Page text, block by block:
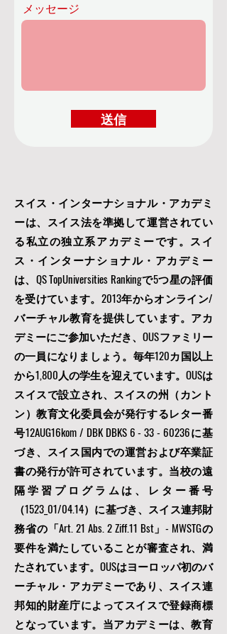
スイス・インターナショナル・アカデミ
ーは、スイス法を準拠して運営されてい
る私立の独立系アカデミーです。スイ
ス・インターナショナル・アカデミー
は、QS TopUniversities Rankingで5つ星の評価
を受けています。2013年からオンライン/
バーチャル教育を提供しています。アカ
デミーにご参加いただき、OUSファミリー
の一員になりましょう。毎年120カ国以上
から1,800人の学生を迎えています。OUSは
スイスで設立され、スイスの州（カント
ン）教育文化委員会が発行するレター番
号12AUG16kom / DBK DBKS6 - 33 - 60236に基
づき、スイス国内での運営および卒業証
書の発行が許可されています。当校の遠
隔学習プログラムは、レター番号
（1523_01/04.14）に基づき、スイス連邦財
務省の「Art. 21 Abs. 2 Ziff.11 Bst」- MWSTGの
要件を満たしていることが審査され、満
たされています。OUSはヨーロッパ初のバ
ーチャル・アカデミーであり、スイス連
邦知的財産庁によってスイスで登録商標
となっています。当アカデミーは、教育
メッセージ
送信